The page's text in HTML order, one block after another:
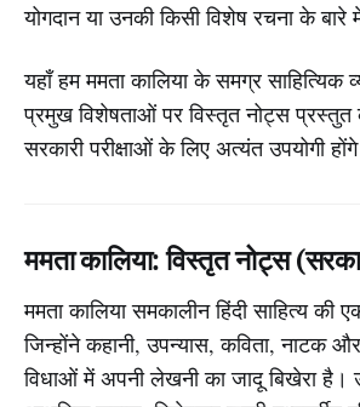
योगदान या उनकी किसी विशेष रचना के बारे
यहाँ हम ममता कालिया के समग्र साहित्यिक
प्रमुख विशेषताओं पर विस्तृत नोट्स
सरकारी परीक्षाओं के लिए अत्यंत उपयोगी
ममता कालिया: विस्तृत नोट्स
ममता कालिया समकालीन हिंदी साहित्य की
जिन्होंने कहानी, उपन्यास, कविता, नाटक
विधाओं में अपनी लेखनी का जादू बिखेरा है।